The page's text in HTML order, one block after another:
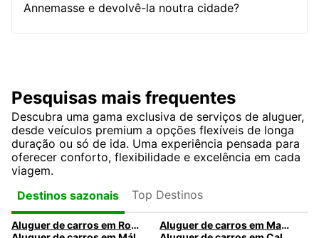
Annemasse e devolvê-la noutra cidade?
Pesquisas mais frequentes
Descubra uma gama exclusiva de serviços de aluguer,
desde veículos premium a opções flexíveis de longa
duração ou só de ida. Uma experiência pensada para
oferecer conforto, flexibilidade e excelência em cada
viagem.
Destinos sazonais
Top Destinos
Aluguer de carros em Roma
Aluguer de carros em Madrid